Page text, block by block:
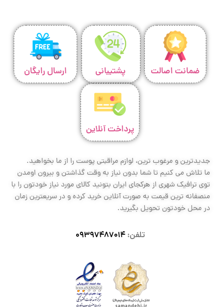
ضمانت اصالت پشتیبانی ارسال رایگان
پرداخت آنلاین
جدیدترین و مرغوب ترین، لوازم مراقبتی پوست را از ما بخواهید.
ما تلاش می کنیم تا شما بدون نیاز به وقت گذاشتن و بیرون اومدن
توی ترافیک شهری از هرکجای ایران بتونید کالای مورد نیاز خودتون را با
منصفانه ترین قیمت به صورت آنلاین خرید کرده و در سریعترین زمان
در محل خودتون تحویل بگیرید.
تلفن:09397487014